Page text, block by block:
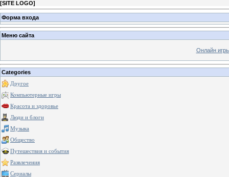
[SITE LOGO]
Форма входа
Меню сайта
Онлайн
Categories
Другое
Компьютерные игры
Красота и здоровье
Люди и блоги
Музыка
Общество
Путешествия и события
Развлечения
Сериалы